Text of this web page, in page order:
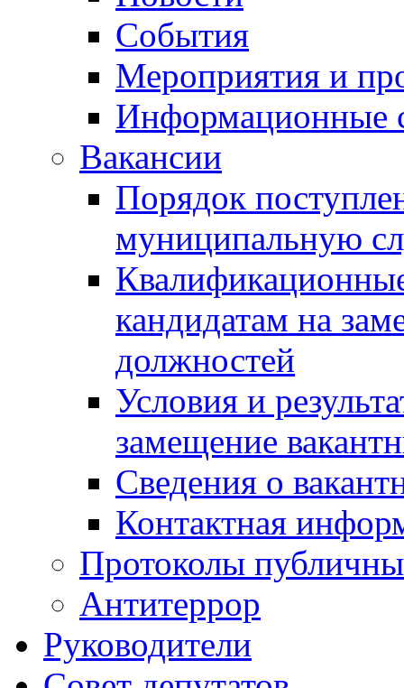
События
Мероприятия и
Информационные
Вакансии
Порядок
муниципальную
кандидатам на
должностей
Условия и
замещение
Сведения о
Контактная
Протоколы
Антитеррор
Руководители